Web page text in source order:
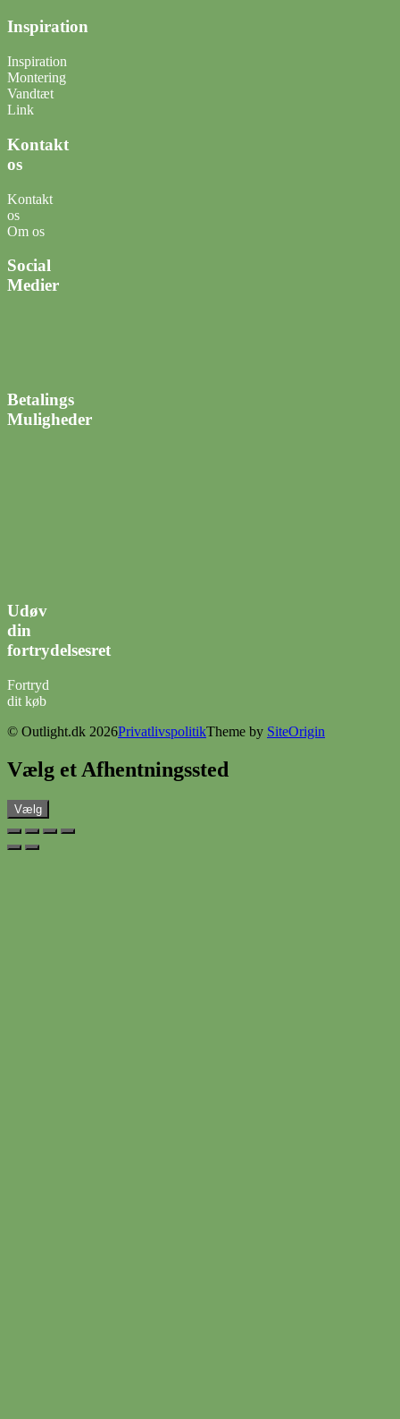
Inspiration
Inspiration
Montering
Vandtæt
Link
Kontakt
os
Kontakt
os
Om os
Social
Medier
Betalings
Muligheder
Udøv
din
fortrydelsesret
Fortryd
dit køb
© Outlight.dk 2026PrivatlivspolitikTheme by SiteOrigin
Vælg et Afhentningssted
Vælg